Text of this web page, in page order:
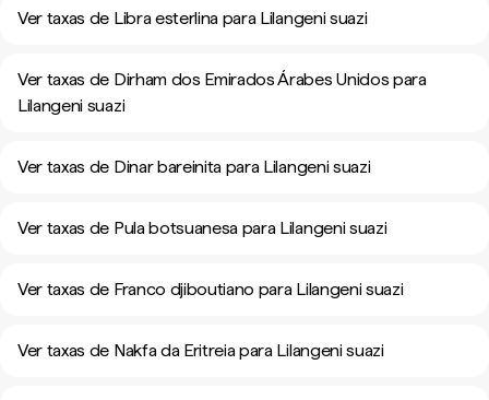
Ver taxas de Libra esterlina para Lilangeni suazi
Ver taxas de Dirham dos Emirados Árabes Unidos para
Lilangeni suazi
Ver taxas de Dinar bareinita para Lilangeni suazi
Ver taxas de Pula botsuanesa para Lilangeni suazi
Ver taxas de Franco djiboutiano para Lilangeni suazi
Ver taxas de Nakfa da Eritreia para Lilangeni suazi